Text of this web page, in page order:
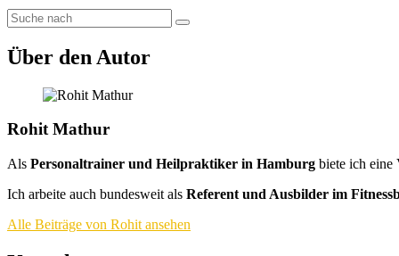
Über den Autor
Rohit Mathur
Als Personaltrainer und Heilpraktiker in Hamburg biete ich eine
Ich arbeite auch bundesweit als Referent und Ausbilder im
Alle Beiträge von Rohit ansehen